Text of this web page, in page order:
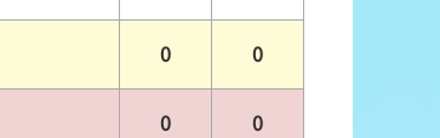
0 0
0 0